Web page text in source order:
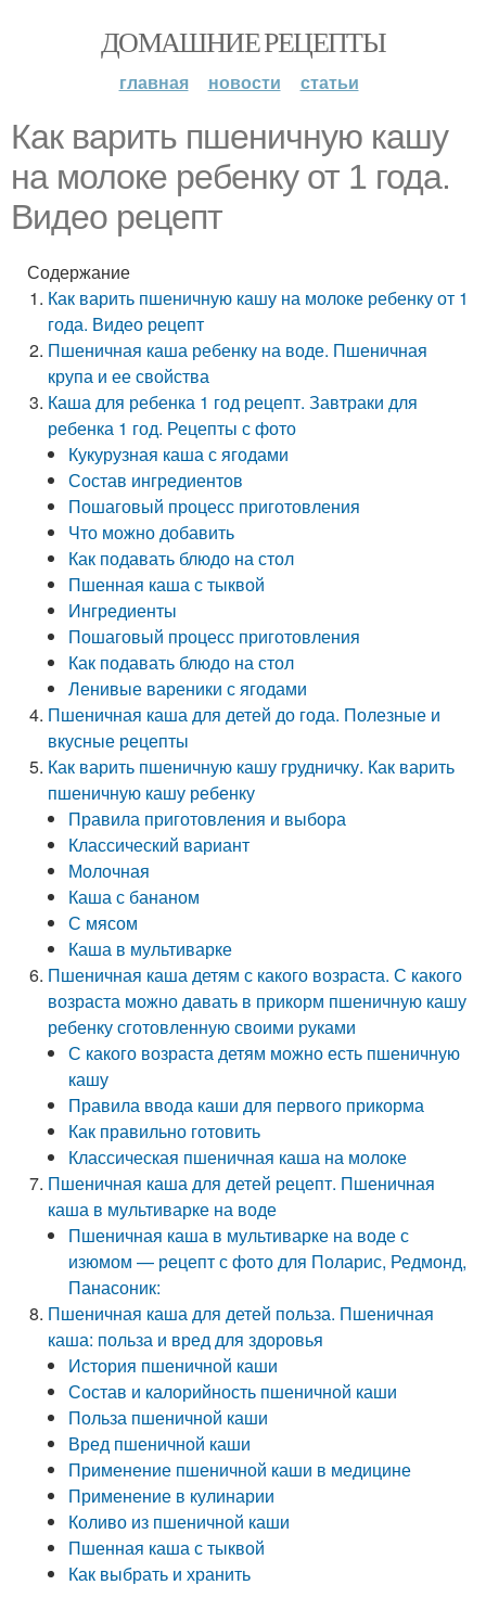
ДОМАШНИЕ РЕЦЕПТЫ
главная новости статьи
Как варить пшеничную кашу
на молоке ребенку от 1 года.
Видео рецепт
Содержание
Как варить пшеничную кашу на молоке ребенку от 1
года. Видео рецепт
Пшеничная каша ребенку на воде. Пшеничная
крупа и ее свойства
Каша для ребенка 1 год рецепт. Завтраки для
ребенка 1 год. Рецепты с фото
Кукурузная каша с ягодами
Состав ингредиентов
Пошаговый процесс приготовления
Что можно добавить
Как подавать блюдо на стол
Пшенная каша с тыквой
Ингредиенты
Пошаговый процесс приготовления
Как подавать блюдо на стол
Ленивые вареники с ягодами
Пшеничная каша для детей до года. Полезные и
вкусные рецепты
Как варить пшеничную кашу грудничку. Как варить
пшеничную кашу ребенку
Правила приготовления и выбора
Классический вариант
Молочная
Каша с бананом
С мясом
Каша в мультиварке
Пшеничная каша детям с какого возраста. С какого
возраста можно давать в прикорм пшеничную кашу
ребенку сготовленную своими руками
С какого возраста детям можно есть пшеничную
кашу
Правила ввода каши для первого прикорма
Как правильно готовить
Классическая пшеничная каша на молоке
Пшеничная каша для детей рецепт. Пшеничная
каша в мультиварке на воде
Пшеничная каша в мультиварке на воде с
изюмом — рецепт с фото для Поларис, Редмонд,
Панасоник:
Пшеничная каша для детей польза. Пшеничная
каша: польза и вред для здоровья
История пшеничной каши
Состав и калорийность пшеничной каши
Польза пшеничной каши
Вред пшеничной каши
Применение пшеничной каши в медицине
Применение в кулинарии
Коливо из пшеничной каши
Пшенная каша с тыквой
Как выбрать и хранить